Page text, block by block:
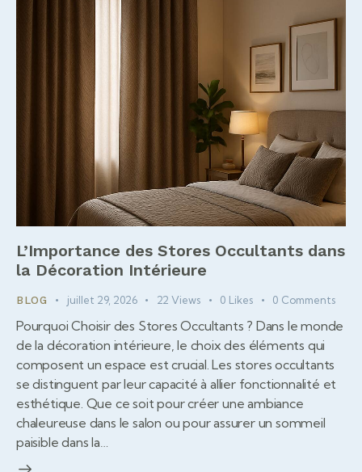
L’Importance des Stores Occultants dans
la Décoration Intérieure
BLOG juillet 29, 2026 22 Views 0 Likes 0 Comments
Pourquoi Choisir des Stores Occultants ? Dans le monde
de la décoration intérieure, le choix des éléments qui
composent un espace est crucial. Les stores occultants
se distinguent par leur capacité à allier fonctionnalité et
esthétique. Que ce soit pour créer une ambiance
chaleureuse dans le salon ou pour assurer un sommeil
paisible dans la…